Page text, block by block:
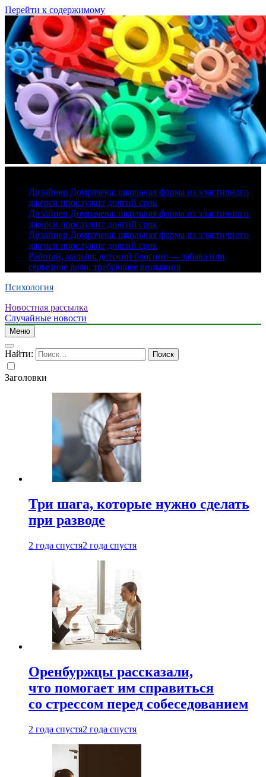
Перейти к содержимому
Дизайнер Домрачева: школьная форма из эластичного
джерси прослужит долгий срок
Дизайнер Домрачева: школьная форма из эластичного
джерси прослужит долгий срок
Дизайнер Домрачева: школьная форма из эластичного
джерси прослужит долгий срок
Работай, малыш: детский блогинг — забава или
серьезное дело, требующее внимания
Психология
Новостная рассылка
Случайные новости
Меню
Найти:
Заголовки
Три шага, которые нужно сделать
при разводе
2 года спустя2 года спустя
Оренбуржцы рассказали,
что помогает им справиться
со стрессом перед собеседованием
2 года спустя2 года спустя